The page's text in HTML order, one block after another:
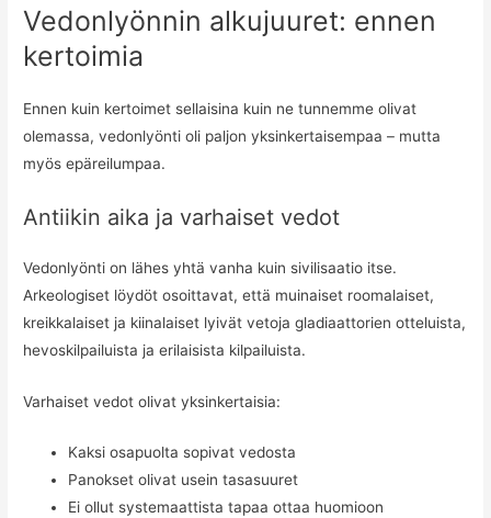
Vedonlyönnin alkujuuret: ennen
kertoimia
Ennen kuin kertoimet sellaisina kuin ne tunnemme olivat
olemassa, vedonlyönti oli paljon yksinkertaisempaa – mutta
myös epäreilumpaa.
Antiikin aika ja varhaiset vedot
Vedonlyönti on lähes yhtä vanha kuin sivilisaatio itse.
Arkeologiset löydöt osoittavat, että muinaiset roomalaiset,
kreikkalaiset ja kiinalaiset lyivät vetoja gladiaattorien otteluista,
hevoskilpailuista ja erilaisista kilpailuista.
Varhaiset vedot olivat yksinkertaisia:
Kaksi osapuolta sopivat vedosta
Panokset olivat usein tasasuuret
Ei ollut systemaattista tapaa ottaa huomioon